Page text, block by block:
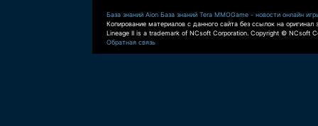
База знаний Aion База знаний Tera MMOGame - новости онлайн
Копирование материалов с данного сайта без ссылок на оригинал
Lineage II is a trademark of NCsoft Corporation. Copyright © NCsoft
Обратная связь